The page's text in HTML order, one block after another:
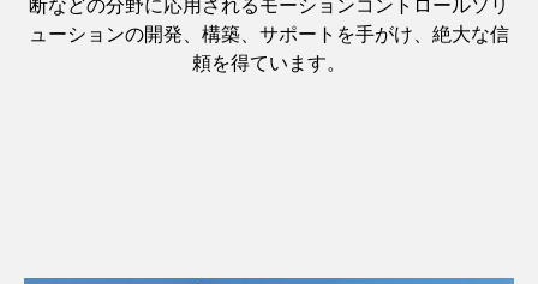
ューションの開発、構築、サポートを手がけ、絶大な信
頼を得ています。